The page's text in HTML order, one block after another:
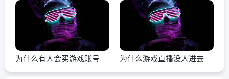
为什么有人会买游戏账号 为什么游戏直播没人进去